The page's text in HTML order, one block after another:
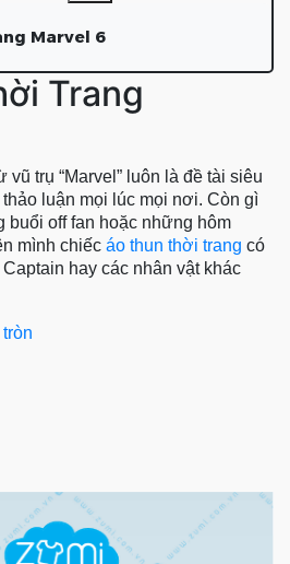
Marvel 6
Trang
trụ “Marvel” luôn là đề tài siêu
thảo luận mọi lúc mọi nơi. Còn gì
off fan hoặc những hôm
mình chiếc áo thun thời trang có
hay các nhân vật khác